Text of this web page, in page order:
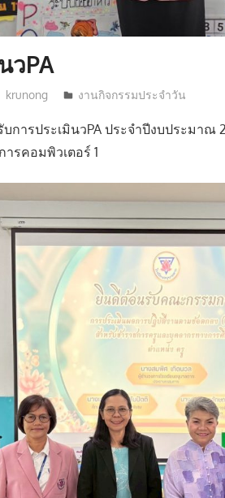
วPA
krunong งานกิจกรรมประจำวัน
บการประเมินวPA ประจำปีงบประมา
รคอมพิวเตอร์ 1